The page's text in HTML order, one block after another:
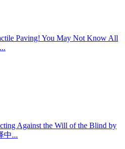
Paving! You May Not Know All
Against the Will of the Blind by
中...